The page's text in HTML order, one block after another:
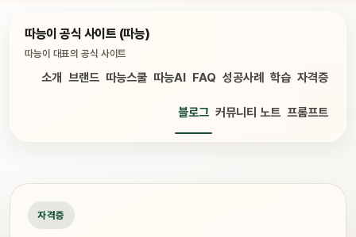
따능이 공식 사이트 (따능)
따능이 대표의 공식 사이트
소개 브랜드 따능스쿨 따능AI FAQ 성공사례 학습 자격증
블로그 커뮤니티 노트 프롬프트
자격증